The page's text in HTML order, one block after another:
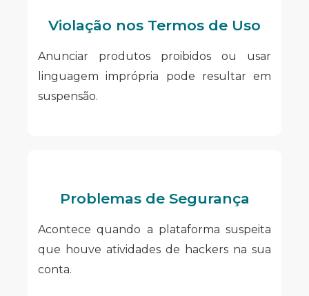
Violação nos Termos de Uso
Anunciar produtos proibidos ou usar
linguagem imprópria pode resultar em
suspensão.
Problemas de Segurança
Acontece quando a plataforma suspeita
que houve atividades de hackers na sua
conta.